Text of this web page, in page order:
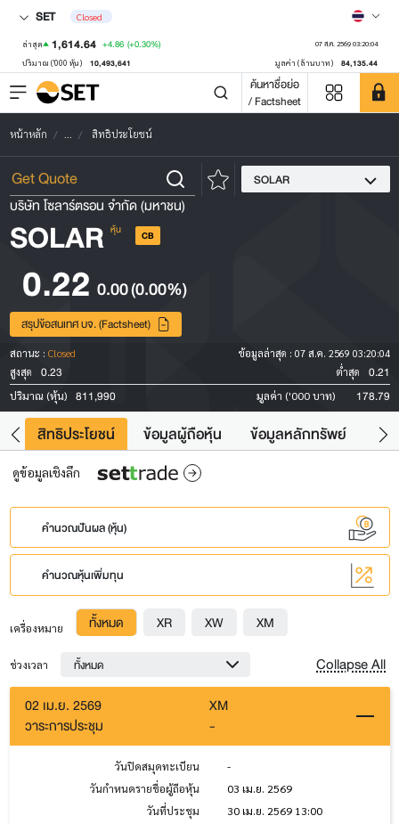
SET Closed
ล่าสุด 1,614.64 +4.86 (+0.30%) 07 ส.ค. 2569 03:20:04
ปริมาณ ('000 หุ้น) 10,493,641 มูลค่า (ล้านบาท) 84,135.44
ค้นหาชื่อย่อ
/ Factsheet
หน้าหลัก ... สิทธิประโยชน์
SOLAR
บริษัท โซลาร์ตรอน จำกัด (มหาชน)
SOLAR หุ้น CB
0.22 0.00(0.00%)
สรุปข้อสนเทศ บจ. (Factsheet)
สถานะ : Closed ข้อมูลล่าสุด : 07 ส.ค. 2569 03:20:04
สูงสุด
0.23 ต่ำสุด 0.21
ปริมาณ (หุ้น) 811,990 มูลค่า ('000 บาท) 178.79
สิทธิประโยชน์ ข้อมูลผู้ถือหุ้น ข้อมูลหลักทรัพย์
ดูข้อมูลเชิงลึก
คำนวณปันผล (หุ้น)
คำนวณหุ้นเพิ่มทุน
เครื่องหมาย ทั้งหมด XR XW XM
ช่วงเวลา ทั้งหมด Collapse All
02 เม.ย. 2569
XM
วาระการประชุม
-
วันปิดสมุดทะเบียน
-
วันกำหนดรายชื่อผู้ถือหุ้น
03 เม.ย. 2569
วันที่ประชุม
30 เม.ย. 2569 13:00